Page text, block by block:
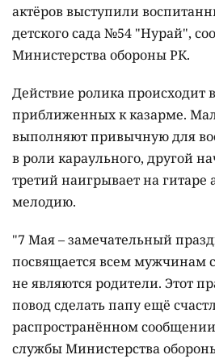
актёров выступили
детского сада №54 "Нурай",
Министерства обороны РК.
Действие ролика происходит
приближенных к казарме.
выполняют привычную для
в роли караульного, другой
третий наигрывает на гитаре
мелодию.
"7 Мая – замечательный
посвящается всем мужчинам
не являются родители. Этот
повод сделать папу ещё
распространённом
службы Министерства